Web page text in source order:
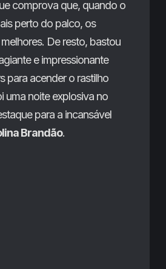
comprova que, quando o
perto do palco, os
De resto, bastou
e impressionante
para acender o rastilho
uma noite explosiva no
para a incansável
Brandão.